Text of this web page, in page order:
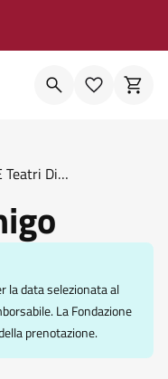
Teatri Di
la data selezionata al
La Fondazione
prenotazione.